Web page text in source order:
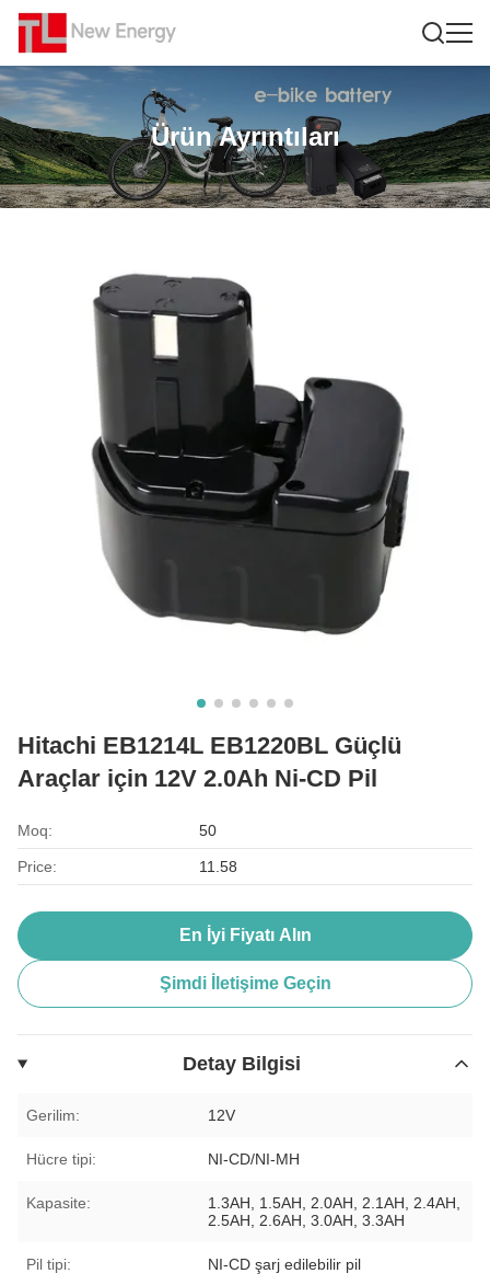
Ürün Ayrıntıları
Hitachi EB1214L EB1220BL Güçlü
Araçlar için 12V 2.0Ah Ni-CD Pil
Moq: 50
Price: 11.58
En İyi Fiyatı Alın
Şimdi İletişime Geçin
Detay Bilgisi
Gerilim: 12V
Hücre tipi: NI-CD/NI-MH
Kapasite:
1.3AH, 1.5AH, 2.0AH, 2.1AH, 2.4AH,
2.5AH, 2.6AH, 3.0AH, 3.3AH
Pil tipi: NI-CD şarj edilebilir pil